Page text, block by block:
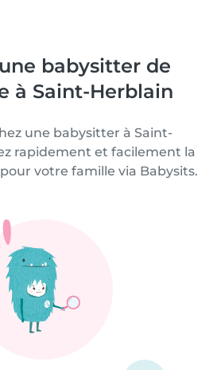
babysitter de
à Saint-Herblain
une babysitter à Saint-
rapidement et facilement la
votre famille via Babysits.